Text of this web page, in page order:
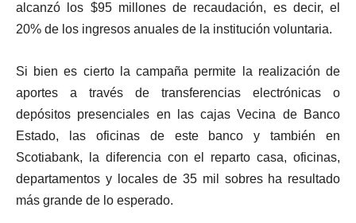
alcanzó los $95 millones de recaudación, es decir, el
20% de los ingresos anuales de la institución voluntaria.
Si bien es cierto la campaña permite la realización de
aportes a través de transferencias electrónicas o
depósitos presenciales en las cajas Vecina de Banco
Estado, las oficinas de este banco y también en
Scotiabank, la diferencia con el reparto casa, oficinas,
departamentos y locales de 35 mil sobres ha resultado
más grande de lo esperado.